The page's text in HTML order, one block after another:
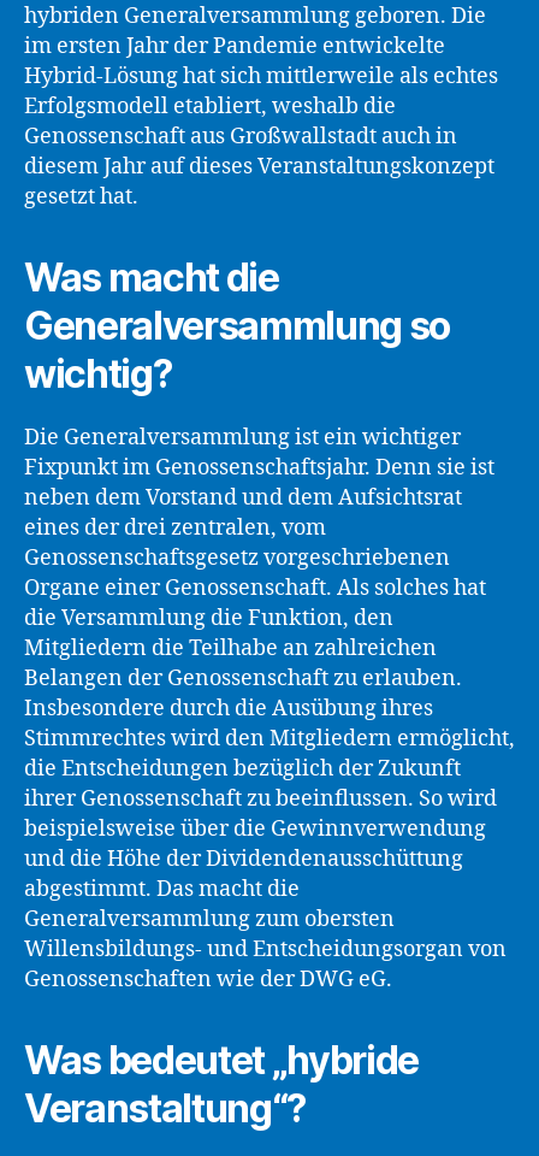
hybriden Generalversammlung geboren. Die
im ersten Jahr der Pandemie entwickelte
Hybrid-Lösung hat sich mittlerweile als echtes
Erfolgsmodell etabliert, weshalb die
Genossenschaft aus Großwallstadt auch in
diesem Jahr auf dieses Veranstaltungskonzept
gesetzt hat.
Was macht die
Generalversammlung so
wichtig?
Die Generalversammlung ist ein wichtiger
Fixpunkt im Genossenschaftsjahr. Denn sie ist
neben dem Vorstand und dem Aufsichtsrat
eines der drei zentralen, vom
Genossenschaftsgesetz vorgeschriebenen
Organe einer Genossenschaft. Als solches hat
die Versammlung die Funktion, den
Mitgliedern die Teilhabe an zahlreichen
Belangen der Genossenschaft zu erlauben.
Insbesondere durch die Ausübung ihres
Stimmrechtes wird den Mitgliedern ermöglicht,
die Entscheidungen bezüglich der Zukunft
ihrer Genossenschaft zu beeinflussen. So wird
beispielsweise über die Gewinnverwendung
und die Höhe der Dividendenausschüttung
abgestimmt. Das macht die
Generalversammlung zum obersten
Willensbildungs- und Entscheidungsorgan von
Genossenschaften wie der DWG eG.
Was bedeutet „hybride
Veranstaltung“?